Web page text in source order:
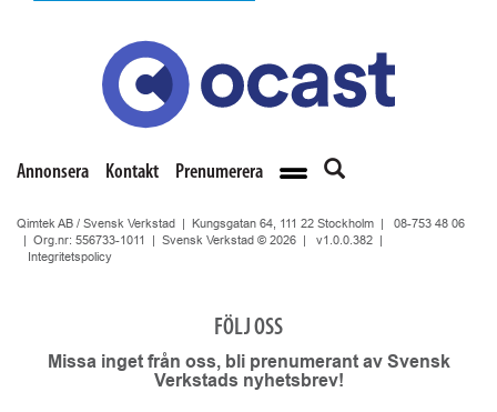
Annonsera Kontakt Prenumerera
Qimtek AB / Svensk Verkstad | Kungsgatan 64, 111 22 Stockholm | 08-753 48 06
| Org.nr: 556733-1011 | Svensk Verkstad © 2026 | v1.0.0.382
Integritetspolicy
FÖLJ OSS
Missa inget från oss, bli prenumerant av Svensk
Verkstads nyhetsbrev!